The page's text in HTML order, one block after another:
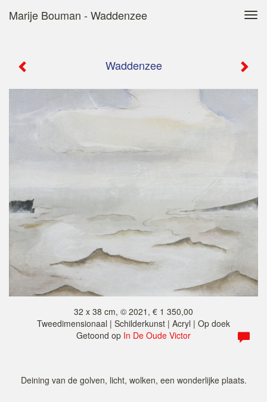
Marije Bouman - Waddenzee
Waddenzee
32 x 38 cm, © 2021, € 1 350,00
Tweedimensionaal | Schilderkunst | Acryl | Op doek
Getoond op In De Oude Victor
Deining van de golven, licht, wolken, een wonderlijke plaats.